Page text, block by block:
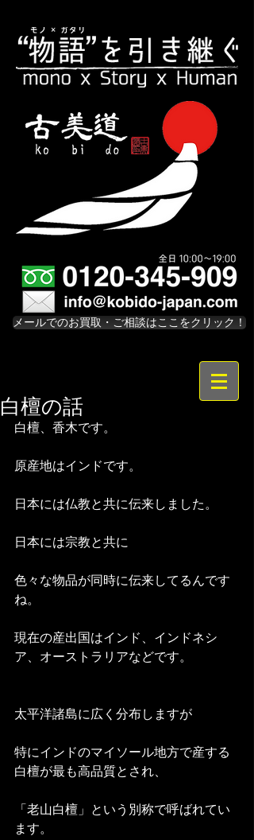
メールでのお買取・ご相談はここをクリック！
白檀の話
白檀、香木です。
原産地はインドです。
日本には仏教と共に伝来しました。
日本には宗教と共に
色々な物品が同時に伝来してるんです
ね。
現在の産出国はインド、インドネシ
ア、オーストラリアなどです。
太平洋諸島に広く分布しますが
特にインドのマイソール地方で産する
白檀が最も高品質とされ、
「老山白檀」という別称で呼ばれてい
ます。